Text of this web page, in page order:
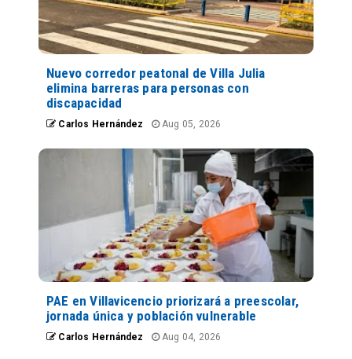
Nuevo corredor peatonal de Villa Julia
elimina barreras para personas con
discapacidad
Carlos Hernández Aug 05, 2026
PAE en Villavicencio priorizará a preescolar,
jornada única y población vulnerable
Carlos Hernández Aug 04, 2026